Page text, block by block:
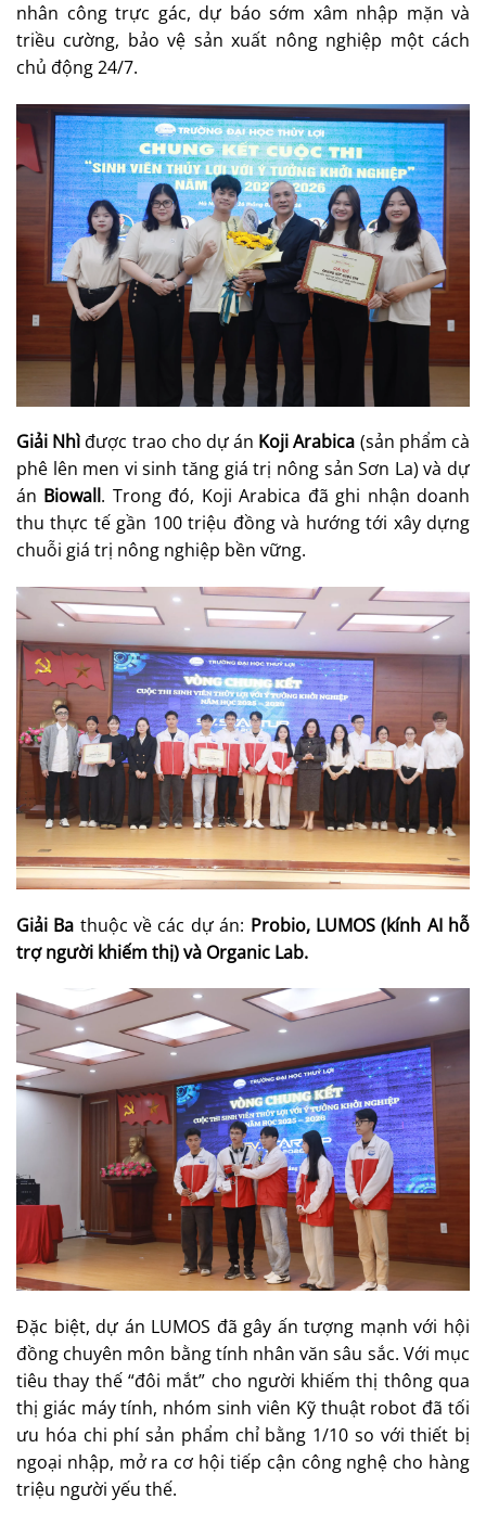
nhân công trực gác, dự báo sớm xâm nhập mặn và
triều cường, bảo vệ sản xuất nông nghiệp một cách
chủ động 24/7.
Giải Nhìđược trao cho dự án Koji Arabica (sản phẩm cà
phê lên men vi sinh tăng giá trị nông sản Sơn La) và dự
án Biowall. Trong đó, Koji Arabica đã ghi nhận doanh
thu thực tế gần 100 triệu đồng và hướng tới xây dựng
chuỗi giá trị nông nghiệp bền vững.
Giải Ba thuộc về các dự án: Probio, LUMOS (kính AI hỗ
trợ người khiếm thị) và Organic Lab.
Đặc biệt, dự án LUMOS đã gây ấn tượng mạnh với hội
đồng chuyên môn bằng tính nhân văn sâu sắc. Với mục
tiêu thay thế “đôi mắt” cho người khiếm thị thông qua
thị giác máy tính, nhóm sinh viên Kỹ thuật robot đã tối
ưu hóa chi phí sản phẩm chỉ bằng 1/10 so với thiết bị
ngoại nhập, mở ra cơ hội tiếp cận công nghệ cho hàng
triệu người yếu thế.